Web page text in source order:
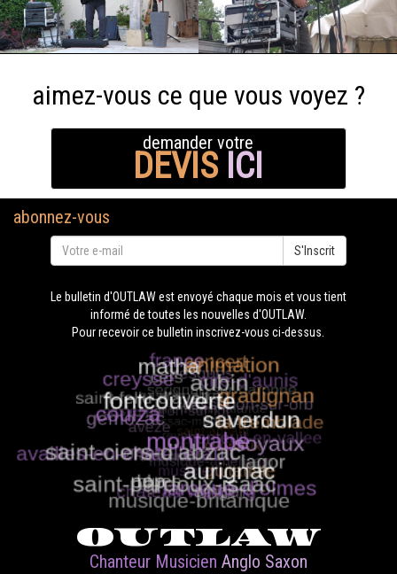
aimez-vous ce que vous voyez ?
demander votre
DEVIS ICI
abonnez-vous
S'Inscrit
Le bulletin d'OUTLAW est envoyé chaque mois et vous tient
informé de toutes les nouvelles d'OUTLAW.
Pour recevoir ce bulletin inscrivez-vous ci-dessus.
OUTLAW
Chanteur Musicien Anglo Saxon